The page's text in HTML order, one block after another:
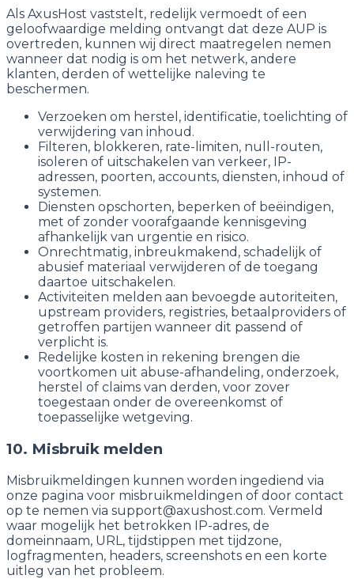
Als AxusHost vaststelt, redelijk vermoedt of een
geloofwaardige melding ontvangt dat deze AUP is
overtreden, kunnen wij direct maatregelen nemen
wanneer dat nodig is om het netwerk, andere
klanten, derden of wettelijke naleving te
beschermen.
Verzoeken om herstel, identificatie, toelichting of
verwijdering van inhoud.
Filteren, blokkeren, rate-limiten, null-routen,
isoleren of uitschakelen van verkeer, IP-
adressen, poorten, accounts, diensten, inhoud of
systemen.
Diensten opschorten, beperken of beëindigen,
met of zonder voorafgaande kennisgeving
afhankelijk van urgentie en risico.
Onrechtmatig, inbreukmakend, schadelijk of
abusief materiaal verwijderen of de toegang
daartoe uitschakelen.
Activiteiten melden aan bevoegde autoriteiten,
upstream providers, registries, betaalproviders of
getroffen partijen wanneer dit passend of
verplicht is.
Redelijke kosten in rekening brengen die
voortkomen uit abuse-afhandeling, onderzoek,
herstel of claims van derden, voor zover
toegestaan onder de overeenkomst of
toepasselijke wetgeving.
10. Misbruik melden
Misbruikmeldingen kunnen worden ingediend via
onze pagina voor misbruikmeldingen of door contact
op te nemen via support@axushost.com. Vermeld
waar mogelijk het betrokken IP-adres, de
domeinnaam, URL, tijdstippen met tijdzone,
logfragmenten, headers, screenshots en een korte
uitleg van het probleem.